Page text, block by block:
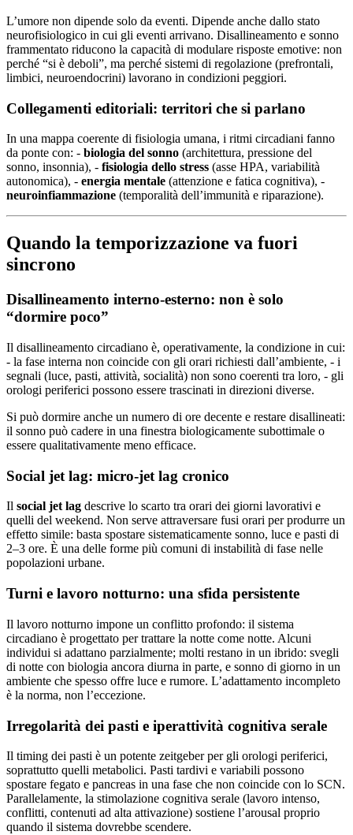
L’umore non dipende solo da eventi. Dipende anche dallo stato
neurofisiologico in cui gli eventi arrivano. Disallineamento e sonno
frammentato riducono la capacità di modulare risposte emotive: non
perché “si è deboli”, ma perché sistemi di regolazione (prefrontali,
limbici, neuroendocrini) lavorano in condizioni peggiori.
Collegamenti editoriali: territori che si parlano
In una mappa coerente di fisiologia umana, i ritmi circadiani fanno
da ponte con: - biologia del sonno (architettura, pressione del
sonno, insonnia), - fisiologia dello stress (asse HPA, variabilità
autonomica), - energia mentale (attenzione e fatica cognitiva), -
neuroinfiammazione (temporalità dell’immunità e riparazione).
Quando la temporizzazione va fuori
sincrono
Disallineamento interno-esterno: non è solo
“dormire poco”
Il disallineamento circadiano è, operativamente, la condizione in cui:
- la fase interna non coincide con gli orari richiesti dall’ambiente, - i
segnali (luce, pasti, attività, socialità) non sono coerenti tra loro, - gli
orologi periferici possono essere trascinati in direzioni diverse.
Si può dormire anche un numero di ore decente e restare disallineati:
il sonno può cadere in una finestra biologicamente subottimale o
essere qualitativamente meno efficace.
Social jet lag: micro-jet lag cronico
Il social jet lag descrive lo scarto tra orari dei giorni lavorativi e
quelli del weekend. Non serve attraversare fusi orari per produrre un
effetto simile: basta spostare sistematicamente sonno, luce e pasti di
2–3 ore. È una delle forme più comuni di instabilità di fase nelle
popolazioni urbane.
Turni e lavoro notturno: una sfida persistente
Il lavoro notturno impone un conflitto profondo: il sistema
circadiano è progettato per trattare la notte come notte. Alcuni
individui si adattano parzialmente; molti restano in un ibrido: svegli
di notte con biologia ancora diurna in parte, e sonno di giorno in un
ambiente che spesso offre luce e rumore. L’adattamento incompleto
è la norma, non l’eccezione.
Irregolarità dei pasti e iperattività cognitiva serale
Il timing dei pasti è un potente zeitgeber per gli orologi periferici,
soprattutto quelli metabolici. Pasti tardivi e variabili possono
spostare fegato e pancreas in una fase che non coincide con lo SCN.
Parallelamente, la stimolazione cognitiva serale (lavoro intenso,
conflitti, contenuti ad alta attivazione) sostiene l’arousal proprio
quando il sistema dovrebbe scendere.